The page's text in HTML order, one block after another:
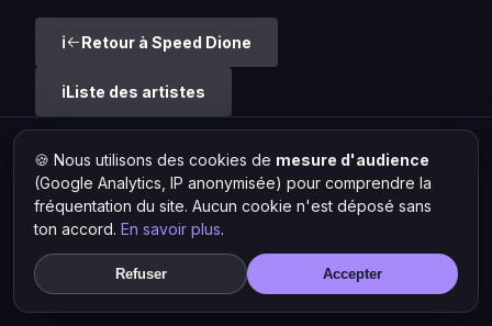
Retour à Speed Dione
Liste des artistes
Hit Lokal·L'actu rap & musique urbaine
© 2026 — Tous droits réservés ·Mentions légales·Gérer les
cookies
🍪 Nous utilisons des cookies de mesure d'audience
(Google Analytics, IP anonymisée) pour comprendre la
fréquentation du site. Aucun cookie n'est déposé sans
ton accord. En savoir plus.
Refuser Accepter